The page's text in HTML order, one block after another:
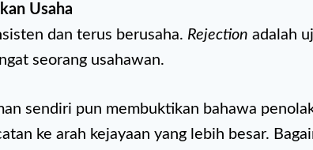
Usaha
dan terus berusaha. Rejection adalah
seorang usahawan.
sendiri pun membuktikan bahawa
ke arah kejayaan yang lebih besar.